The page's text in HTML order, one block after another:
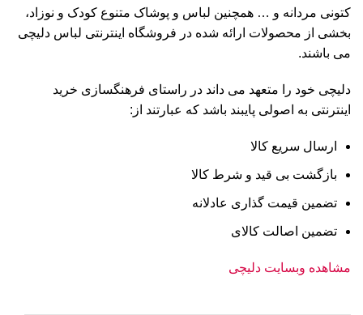
کتونی مردانه و … همچنین لباس و پوشاک متنوع کودک و نوزاد،
بخشی از محصولات ارائه شده در فروشگاه اینترنتی لباس دلیچی
می باشند.
دلیچی خود را متعهد می داند در راستای فرهنگسازی خرید
اینترنتی به اصولی پایبند باشد که عبارتند از:
ارسال سریع کالا
بازگشت بی قید و شرط کالا
تضمین قیمت گذاری عادلانه
تضمین اصالت کالای
مشاهده وبسایت دلیچی